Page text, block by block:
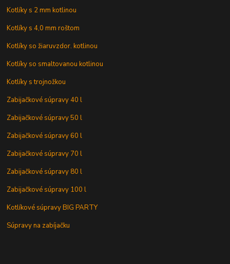
Kotlíky s 2 mm kotlinou
Kotlíky s 4,0 mm roštom
Kotlíky so žiaruvzdor. kotlinou
Kotlíky so smaltovanou kotlinou
Kotlíky s trojnožkou
Zabijačkové súpravy 40 l
Zabijačkové súpravy 50 l
Zabijačkové súpravy 60 l
Zabijačkové súpravy 70 l
Zabijačkové súpravy 80 l
Zabijačkové súpravy 100 l
Kotlíkové súpravy BIG PARTY
Súpravy na zabíjačku